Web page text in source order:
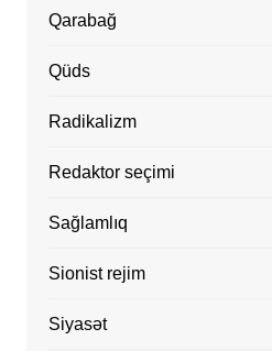
Qarabağ
Qüds
Radikalizm
Redaktor seçimi
Sağlamlıq
Sionist rejim
Siyasət